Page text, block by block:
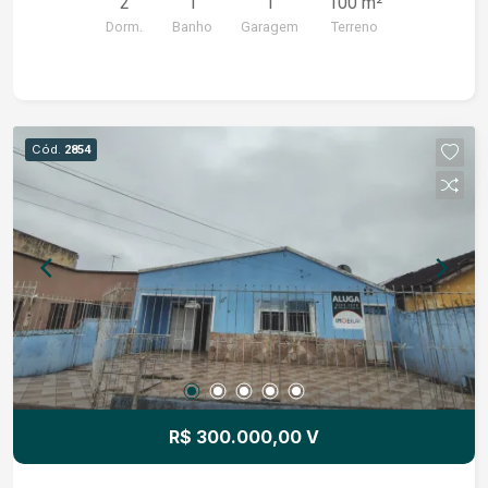
Dorm. Banho Garagem Terreno
Cód. 2854
R$ 300.000,00 V